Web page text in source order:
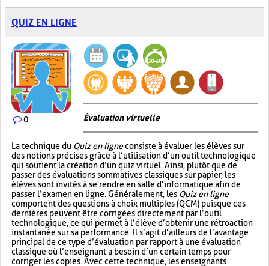
QUIZ EN LIGNE
0 Évaluation virtuelle
La technique du Quiz en ligneconsiste à évaluer les élèves sur
des notions précises grâce à l’utilisation d’un outil technologique
qui soutient la création d’un quiz virtuel. Ainsi, plutôt que de
passer des évaluations sommatives classiques sur papier, les
élèves sont invités à se rendre en salle d’informatique afin de
passer l’examen en ligne. Généralement, les Quiz en ligne
comportent des questions à choix multiples (QCM) puisque ces
dernières peuvent être corrigées directement par l’outil
technologique, ce qui permet à l’élève d’obtenir une rétroaction
instantanée sur sa performance. Il s’agit d’ailleurs de l’avantage
principal de ce type d’évaluation par rapport à une évaluation
classique où l’enseignant a besoin d’un certain temps pour
corriger les copies. Avec cette technique, les enseignants